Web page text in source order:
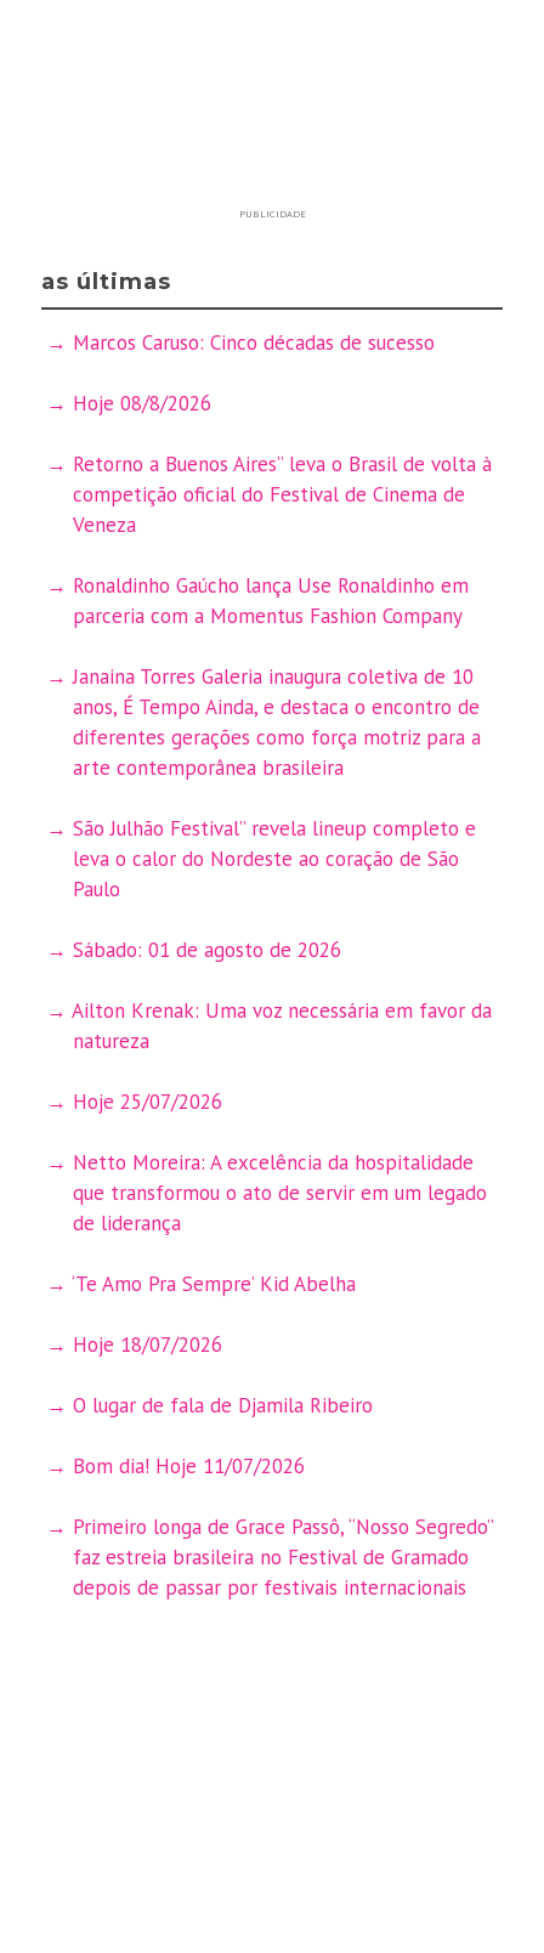
PUBLICIDADE
as últimas
Marcos Caruso: Cinco décadas de sucesso
Hoje 08/8/2026
Retorno a Buenos Aires” leva o Brasil de volta à
competição oficial do Festival de Cinema de
Veneza
Ronaldinho Gaúcho lança Use Ronaldinho em
parceria com a Momentus Fashion Company
Janaina Torres Galeria inaugura coletiva de 10
anos, É Tempo Ainda, e destaca o encontro de
diferentes gerações como força motriz para a
arte contemporânea brasileira
São Julhão Festival” revela lineup completo e
leva o calor do Nordeste ao coração de São
Paulo
Sábado: 01 de agosto de 2026
Ailton Krenak: Uma voz necessária em favor da
natureza
Hoje 25/07/2026
Netto Moreira: A excelência da hospitalidade
que transformou o ato de servir em um legado
de liderança
‘Te Amo Pra Sempre’ Kid Abelha
Hoje 18/07/2026
O lugar de fala de Djamila Ribeiro
Bom dia! Hoje 11/07/2026
Primeiro longa de Grace Passô, “Nosso Segredo”
faz estreia brasileira no Festival de Gramado
depois de passar por festivais internacionais